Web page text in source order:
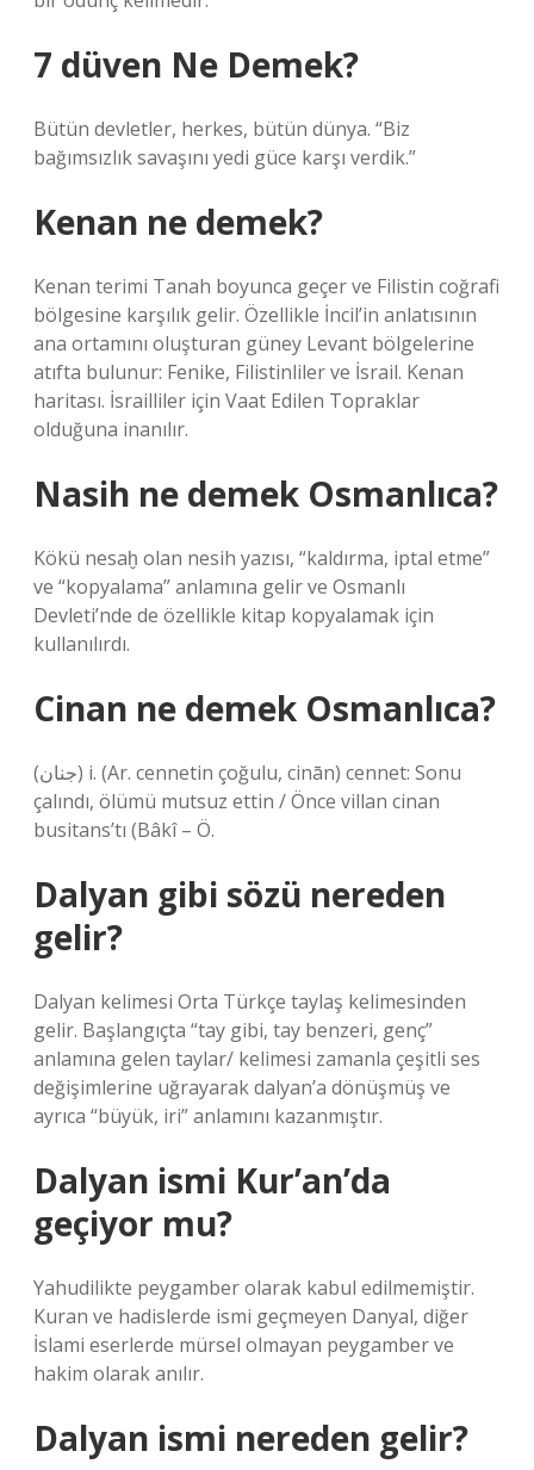
7 düven Ne Demek?
Bütün devletler, herkes, bütün dünya. “Biz
bağımsızlık savaşını yedi güce karşı verdik.”
Kenan ne demek?
Kenan terimi Tanah boyunca geçer ve Filistin coğrafi
bölgesine karşılık gelir. Özellikle İncil’in anlatısının
ana ortamını oluşturan güney Levant bölgelerine
atıfta bulunur: Fenike, Filistinliler ve İsrail. Kenan
haritası. İsrailliler için Vaat Edilen Topraklar
olduğuna inanılır.
Nasih ne demek Osmanlıca?
Kökü nesaḫ olan nesih yazısı, “kaldırma, iptal etme”
ve “kopyalama” anlamına gelir ve Osmanlı
Devleti’nde de özellikle kitap kopyalamak için
kullanılırdı.
Cinan ne demek Osmanlıca?
(ﺟﻨﺎﻥ) i. (Ar. cennetin çoğulu, cinān) cennet: Sonu
çalındı, ölümü mutsuz ettin / Önce villan cinan
busitans’tı (Bâkî – Ö.
Dalyan gibi sözü nereden
gelir?
Dalyan kelimesi Orta Türkçe taylaş kelimesinden
gelir. Başlangıçta “tay gibi, tay benzeri, genç”
anlamına gelen taylar/ kelimesi zamanla çeşitli ses
değişimlerine uğrayarak dalyan’a dönüşmüş ve
ayrıca “büyük, iri” anlamını kazanmıştır.
Dalyan ismi Kur’an’da
geçiyor mu?
Yahudilikte peygamber olarak kabul edilmemiştir.
Kuran ve hadislerde ismi geçmeyen Danyal, diğer
İslami eserlerde mürsel olmayan peygamber ve
hakim olarak anılır.
Dalyan ismi nereden gelir?